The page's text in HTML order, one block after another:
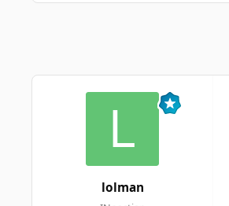
lolman